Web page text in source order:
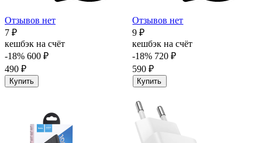
Отзывов нет
7 ₽
кешбэк на счёт
-18% 600 ₽
490 ₽
Купить
Отзывов нет
9 ₽
кешбэк на счёт
-18% 720 ₽
590 ₽
Купить